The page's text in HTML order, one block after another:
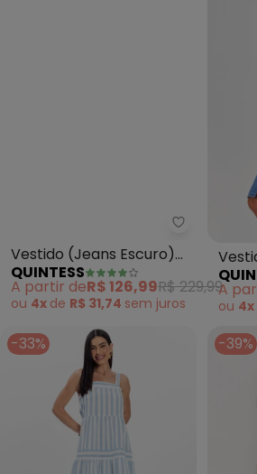
Quintess -
Vestido (Jeans Escuro)
em Jeans
QUINTESS
A partir deR$ 126,99R$ 229,99
ou 4x de R$ 31,74 semjuros
Vestido
A
ou 4x
-33% -39%